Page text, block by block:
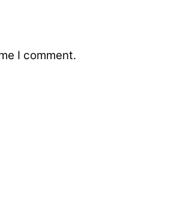
I comment.